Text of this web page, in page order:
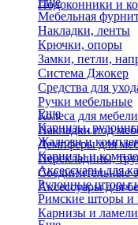
Подоконники и
Мебельная
Накладки, ленты
Крючки, опоры
Замки, петли,
Система Джокер
Средства для
Ручки мебельные
Колеса для мебели
Накладки под
Демпферы для
Перекладины,
Соединительные
Аксессуары для
Еще
Карнизы,
Жалюзи и
Карнизы и
Аксессуары для
Рулонные шторы
Римские шторы
Карнизы и